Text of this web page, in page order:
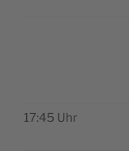
17:45 Uhr